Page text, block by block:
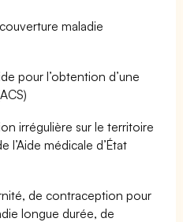
maladie
pour l’obtention d’une
irrégulière sur le territoire
l’Aide médicale d’État
de contraception pour
longue durée, de